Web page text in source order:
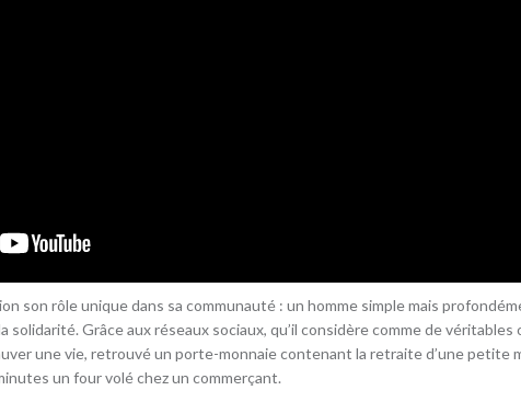
son rôle unique dans sa communauté : un homme simple mais
solidarité. Grâce aux réseaux sociaux, qu’il considère comme de véritables
une vie, retrouvé un porte-monnaie contenant la retraite d’une petite
un four volé chez un commerçant.